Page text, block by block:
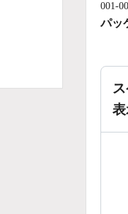
001-
パッ